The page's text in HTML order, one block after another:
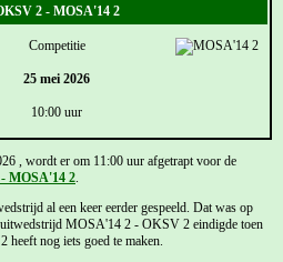
2 - MOSA'14 2
Competitie
25 mei 2026
10:00 uur
, wordt er om 11:00 uur afgetrapt voor de
MOSA'14 2.
al een keer eerder gespeeld. Dat was op
MOSA'14 2 - OKSV 2 eindigde toen
heeft nog iets goed te maken.